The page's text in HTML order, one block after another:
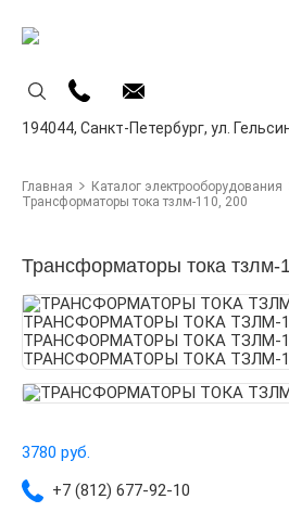
194044, Санкт-Петербург, ул.
Главная
Каталог электрооборудования
Трансформаторы тока тзлм-110, 200
Трансформаторы тока тзлм-
3780 руб.
+7 (812) 677-92-10